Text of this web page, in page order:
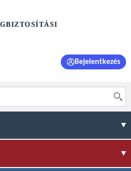
Bejelentkezés